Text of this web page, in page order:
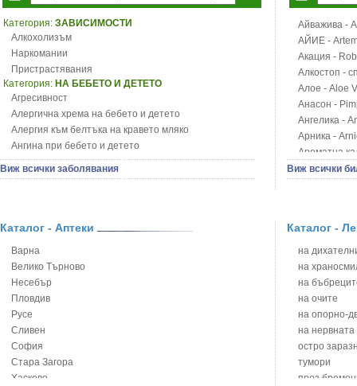
Категория: ЗАВИСИМОСТИ
Алкохолизъм
Наркомании
Пристрастявания
Категория: НА БЕБЕТО И ДЕТЕТО
Агресивност
Алергична хрема на бебето и детето
Алергия към белтъка на кравето мляко
Ангина при бебето и детето
Анемия при бебето и детето
Апетит - пълни деца
Бронхиална астма при бебето и детето
Варицела
Висока температура на бебето и детето
Възпаление на ушите на бебето и детето
Глисти
Грижа за пъпа на новороденото
Грип при бебето и детето
Гърч
Да отгледам и възпитам детето си
Виж всички заболявания
Айважива -
АЙИЕ -
Акация -
Алкостоп -
Алое - Aloe
Анасон -
Ангелика -
Арника -
Ароматна
Арония -
Блатен
Блян
Бобови
Божур -
Борови
Босилек -
Брей -
Брош -
Бръшлян -
Бряст -
Виж всички
Каталог - Аптеки
Варна
Велико Търново
Несебър
Пловдив
Русе
Сливен
София
Стара Загора
Хасково
Каталог -
на
на
на
на очите
на опорно-
на нервната
остро
тумори
през